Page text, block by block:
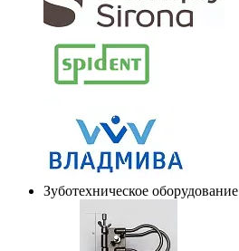
Зуботехническое оборудование